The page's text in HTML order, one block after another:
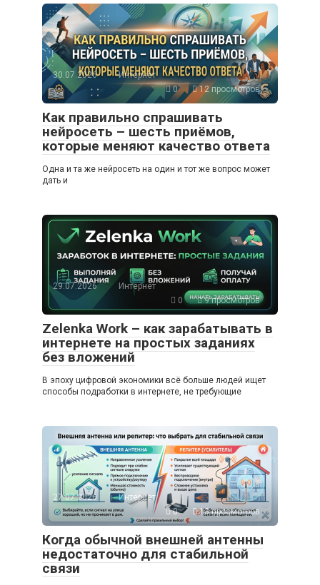
30.07.2026
Интернет
0
12 просмотров
Как правильно спрашивать
нейросеть – шесть приёмов,
которые меняют качество ответа
Одна и та же нейросеть на один и тот же вопрос может
дать и
29.07.2026
Интернет
0
9 просмотров
Zelenka Work – как зарабатывать в
интернете на простых заданиях
без вложений
В эпоху цифровой экономики всё больше людей ищет
способы подработки в интернете, не требующие
27.07.2026
Интернет
0
13 просмотров
Когда обычной внешней антенны
недостаточно для стабильной
связи